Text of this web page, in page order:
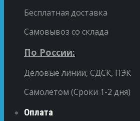
Бесплатная доставка
Самовывоз со склада
По России:
Деловые линии, СДСК, ПЭК
Самолетом (Сроки 1-2 дня)
Оплата